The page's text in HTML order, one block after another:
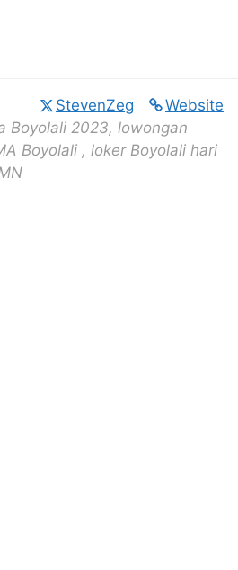
Website
StevenZeg
Boyolali 2023, lowongan
Boyolali , loker Boyolali hari